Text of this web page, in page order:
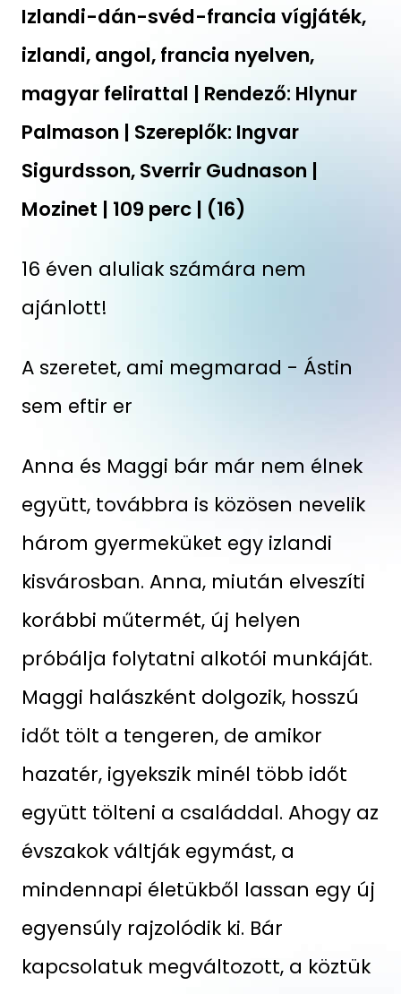
Izlandi-dán-svéd-francia vígjáték,
izlandi, angol, francia nyelven,
magyar felirattal | Rendező: Hlynur
Palmason | Szereplők: Ingvar
Sigurdsson, Sverrir Gudnason |
Mozinet | 109 perc | (16)
16 éven aluliak számára nem
ajánlott!
A szeretet, ami megmarad - Ástin
sem eftir er
Anna és Maggi bár már nem élnek
együtt, továbbra is közösen nevelik
három gyermeküket egy izlandi
kisvárosban. Anna, miután elveszíti
korábbi műtermét, új helyen
próbálja folytatni alkotói munkáját.
Maggi halászként dolgozik, hosszú
időt tölt a tengeren, de amikor
hazatér, igyekszik minél több időt
együtt tölteni a családdal. Ahogy az
évszakok váltják egymást, a
mindennapi életükből lassan egy új
egyensúly rajzolódik ki. Bár
kapcsolatuk megváltozott, a köztük